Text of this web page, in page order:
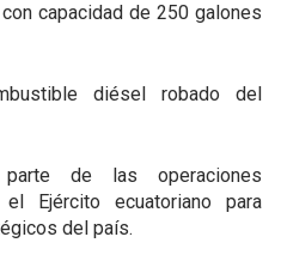
capacidad de 250 galones
diésel robado del
de las operaciones
Ejército ecuatoriano para
del país.